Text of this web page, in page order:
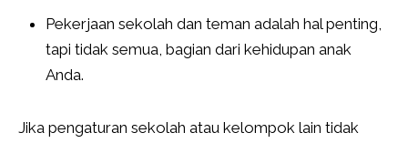
Pekerjaan sekolah dan teman adalah hal penting,
tapi tidak semua, bagian dari kehidupan anak
Anda.
Jika pengaturan sekolah atau kelompok lain tidak